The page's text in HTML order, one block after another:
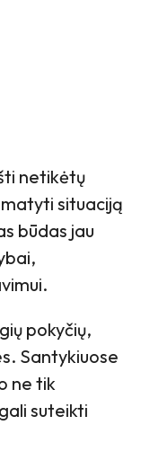
netikėtų
situaciją
būdas jau
pokyčių,
Santykiuose
ne tik
suteikti